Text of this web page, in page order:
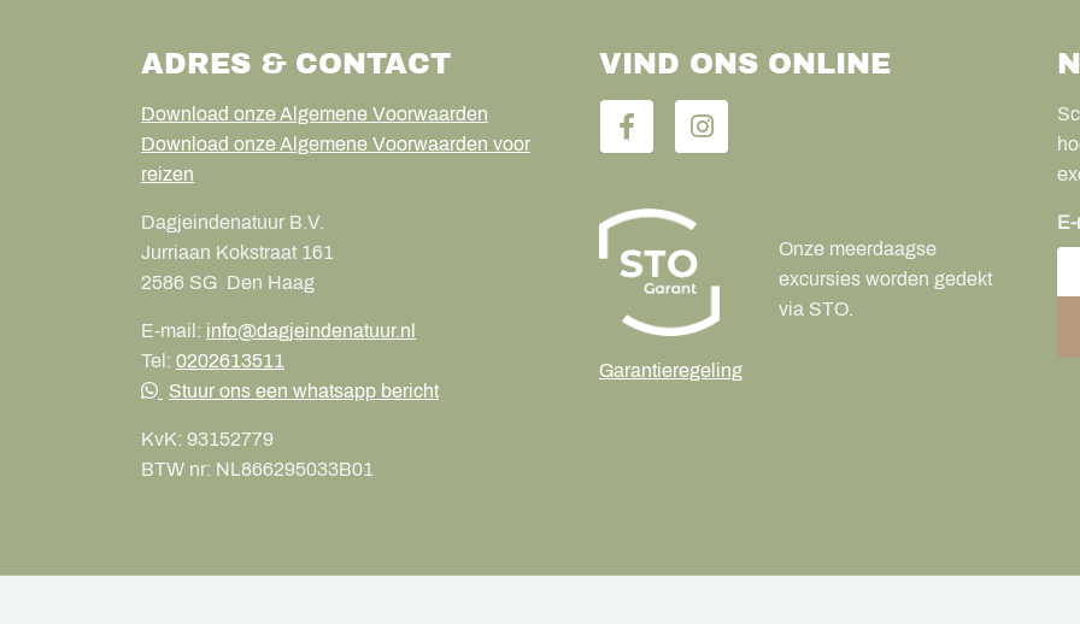
ADRES & CONTACT
Download onze Algemene Voorwaarden
Download onze Algemene Voorwaarden voor
reizen
Dagjeindenatuur B.V.
Jurriaan Kokstraat 161
2586 SG Den Haag
E-mail: info@dagjeindenatuur.nl
Tel: 0202613511
Stuur ons een whatsapp bericht
KvK: 93152779
BTW nr: NL866295033B01
VIND ONS ONLINE
Garantieregeling
Onze meerdaagse
excursies worden gedekt
via STO.